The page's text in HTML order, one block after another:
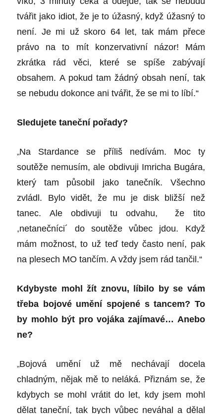
tvářit jako idiot, že je to úžasný, když úžasný to
není. Je mi už skoro 64 let, tak mám přece
právo na to mít konzervativní názor! Mám
zkrátka rád věci, které se spíše zabývají
obsahem. A pokud tam žádný obsah není, tak
se nebudu dokonce ani tvářit, že se mi to líbí.“
Sledujete taneční pořady?
„Na Stardance se příliš nedívám. Moc ty
soutěže nemusím, ale obdivuji Imricha Bugára,
který tam působil jako tanečník. Všechno
zvládl. Bylo vidět, že mu je disk bližší než
tanec. Ale obdivuji tu odvahu, že tito
,netanečníci´ do soutěže vůbec jdou. Když
mám možnost, to už teď tedy často není, pak
na plesech MO tančím. A vždy jsem rád tančil.“
Kdybyste mohl žít znovu, líbilo by se vám
třeba bojové umění spojené s tancem? To
by mohlo být pro vojáka zajímavé… Anebo
ne?
„Bojová umění už mě nechávají docela
chladným, nějak mě to neláká. Přiznám se, že
kdybych se mohl vrátit do let, kdy jsem mohl
dělat taneční, tak bych vůbec neváhal a dělal